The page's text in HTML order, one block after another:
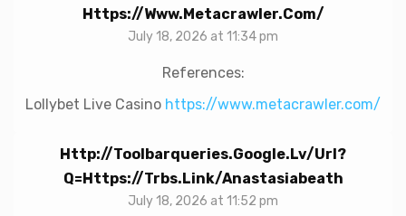
Https://www.metacrawler.com/
July 18, 2026 at 11:34 pm
References:
Lollybet Live Casino https://www.metacrawler.com/
Http://toolbarqueries.google.lv/url?
Q=https://trbs.link/anastasiabeath
July 18, 2026 at 11:52 pm